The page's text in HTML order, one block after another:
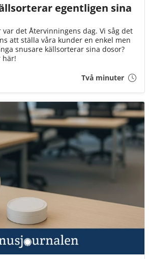
egentligen sina
var det Återvinningens dag. Vi såg det
att ställa våra kunder en enkel men
snusare källsorterar sina dosor?
här!
Två minuter